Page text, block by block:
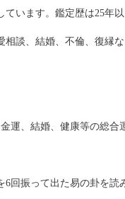
の瞳の奥が見えなくなっ
、占いに興味のある方に
っていました。
と、タロットカードを使っ
相談、結婚、不倫、復縁な